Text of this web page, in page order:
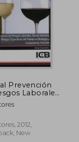
Prevención
Laborales.
Industria.
Específicos
y
2012,
New